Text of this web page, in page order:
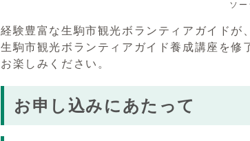
ソ
経験豊富な生駒市観光ボランティアガイドが
生駒市観光ボランティアガイド養成講座を
お楽しみください。
お申し込みにあたって